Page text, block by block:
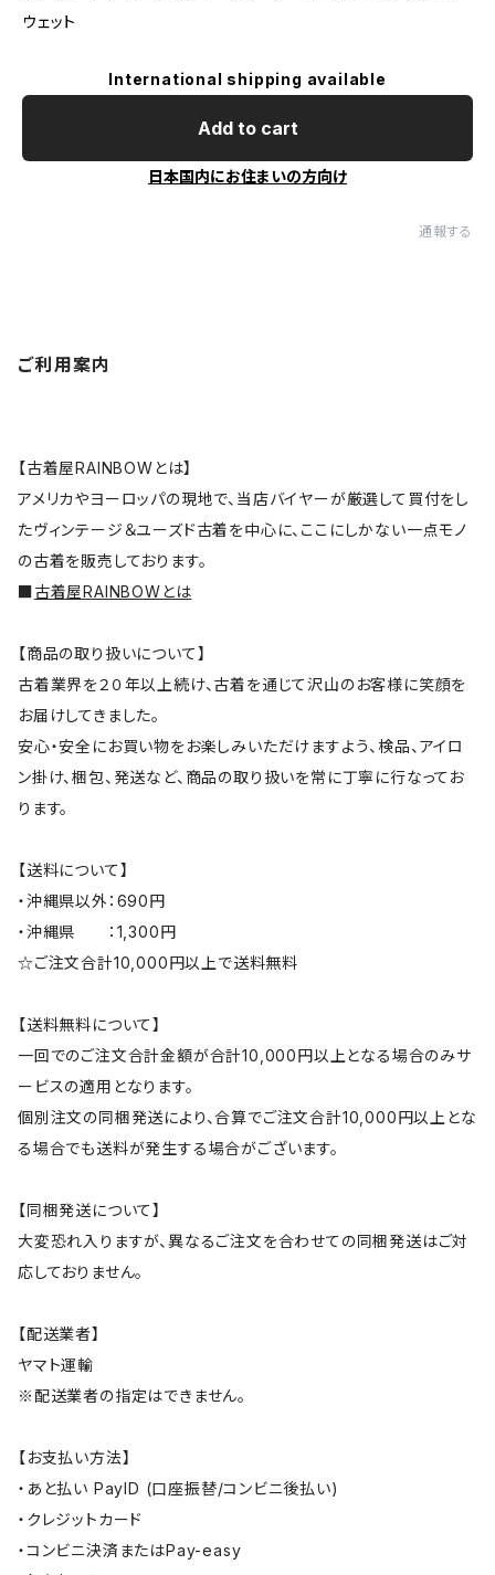
ウェット
International shipping available
Add to cart
日本国内にお住まいの方向け
通報する
ご利用案内
【古着屋RAINBOWとは】
アメリカやヨーロッパの現地で、当店バイヤーが厳選して買付をし
たヴィンテージ＆ユーズド古着を中心に、ここにしかない一点モノ
の古着を販売しております。
■古着屋RAINBOWとは
【商品の取り扱いについて】
古着業界を２０年以上続け、古着を通じて沢山のお客様に笑顔を
お届けしてきました。
安心・安全にお買い物をお楽しみいただけますよう、検品、アイロ
ン掛け、梱包、発送など、商品の取り扱いを常に丁寧に行なってお
ります。
【送料について】
・沖縄県以外：690円
・沖縄県 ：1,300円
☆ご注文合計10,000円以上で送料無料
【送料無料について】
一回でのご注文合計金額が合計10,000円以上となる場合のみサ
ービスの適用となります。
個別注文の同梱発送により、合算でご注文合計10,000円以上とな
る場合でも送料が発生する場合がございます。
【同梱発送について】
大変恐れ入りますが、異なるご注文を合わせての同梱発送はご対
応しておりません。
【配送業者】
ヤマト運輸
※配送業者の指定はできません。
【お支払い方法】
・あと払い PayID (口座振替/コンビニ後払い)
・クレジットカード
・コンビニ決済またはPay-easy